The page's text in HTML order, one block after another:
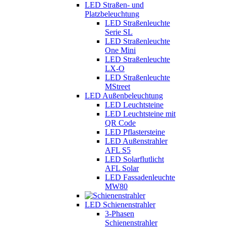
LED Straßen- und
Platzbeleuchtung
LED Straßenleuchte
Serie SL
LED Straßenleuchte
One Mini
LED Straßenleuchte
LX-O
LED Straßenleuchte
MStreet
LED Außenbeleuchtung
LED Leuchtsteine
LED Leuchtsteine mit
QR Code
LED Pflastersteine
LED Außenstrahler
AFL S5
LED Solarflutlicht
AFL Solar
LED Fassadenleuchte
MW80
LED Schienenstrahler
3-Phasen
Schienenstrahler